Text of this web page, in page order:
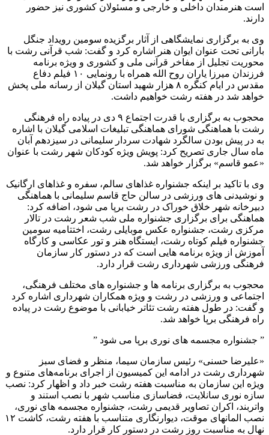
است هنرمندان داخلی و خارجی و مسئولان کشوری نیز حضور
دارند.
وی به برگزاری نمایشگاهی از آثار برگزیده سومین رویداد جنگل
بارانی تحت عنوان ایوان هنر اشاره کرد و گفت: شب قرآنی رشت با
محوریت تجلیل از مفاخر قرآنی ملی و کشوری و ویژه برنامه
فرزندان میرزا یاران روح الله همراه با رونمایی ۱۰ فیلم دفاع
مقدس در ایام کنگره ۸ هزار شهید استان گیلان از رسانه ملی پخش
خواهد شد در هفته رشت خواهیم داشت.
محجوب به برگزاری با قدرت اجتماع ۹ دی در پیاده راه فرهنگی
رشت با هماهنگی شورای هماهنگی تبلیغات اسلامی گیلان با اشاره
به در پیش بودن سالگرد شهادت سردار سلیمانی در سیزدهم آبان
ماه سال جاری تصریح کرد: پویش ویژه کودکان شهر رشت با عنوان
«عمو قاسم» برگزار خواهد شد.
وی با تاکید بر اینکه جشنواره غذاهای سالم، سفره و غذاهای ارگانیک
و نوشیدنی های ورزشی در سالن حاج قاسم سلیمانی با هماهنگی
دبیرخانه شهر خلاق خوراک در رشت برپا می شود، اضافه کرد:
هماهنگی برای برگزاری جشنواره ملی شب شعر رشت در تالار
مرکزی رشت، جشنواره عکس موبایلی رشت، اختتامیه سومین
جشنواره فیلم کوتاه رشت، ایستگاه هنر و تور عکاسی و کارگاه
آموزش از ویژه برنامه هایی است که در دستور کار سازمان
فرهنگی ورزشی شهرداری رشت قرار دارد.
محجوب به برگزاری برنامه ها و جشنواره های مختلف فرهنگی،
اجتماعی و ورزشی در رشت و ویژه همکاران شهرداری اشاره کرد
و گفت: در طول هفته رشت تئاتر خیابانی با موضوع رشت در پیاده
راه فرهنگی برپا خواهد شد.
” جشنواره مجسمه های نوری برپا می شود ”
«علیرضا حسنی» رئیس سازمان سیما، منظر و فضای سبز
شهرداری رشت در ادامه این کمیسیون از اجرای برنامه‌های متنوع و
ویژه این سازمان به مناسبت هفته رشت خبر داد و اظهار کرد: نصب
سازه نوری سانلایت، فضاسازی مناسب شهر با نصب استند و
واتربند، اکران تصاویر قدیمی رشت، جشنواره مجسمه های نوری،
نصب المانهای موقت، دیوارنگاری متناسب با هفته رشت، کاشت ۱۲
نهال به مناسبت روز رشت در دستور کار قرار دارد.